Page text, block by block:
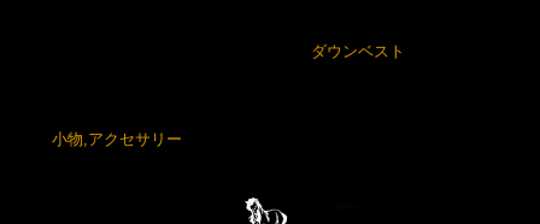
ダウンベスト
小物,アクセサリー